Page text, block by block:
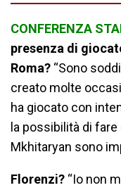
CONFERENZA
presenza di
Roma? “Sono
creato molte
ha giocato con
la possibilità di
Mkhitaryan sono
Florenzi? “Io non